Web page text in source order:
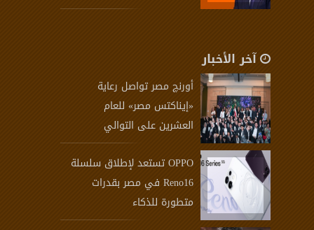
آخر الأخبار
أورنچ مصر تواصل رعاية
«إيناكتس مصر» للعام
العشرين على التوالي
OPPO تستعد لإطلاق سلسلة
Reno16 في مصر بقدرات
متطورة للذكاء